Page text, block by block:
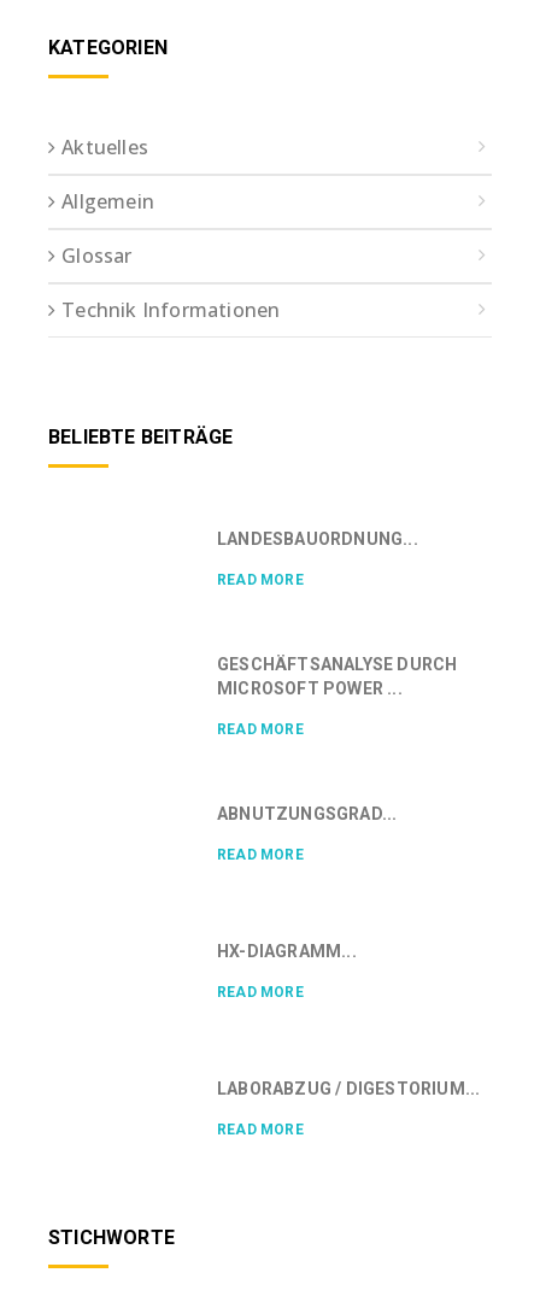
KATEGORIEN
Aktuelles
Allgemein
Glossar
Technik Informationen
BELIEBTE BEITRÄGE
LANDESBAUORDNUNG...
READ MORE
GESCHÄFTSANALYSE DURCH
MICROSOFT POWER ...
READ MORE
ABNUTZUNGSGRAD...
READ MORE
HX-DIAGRAMM...
READ MORE
LABORABZUG / DIGESTORIUM...
READ MORE
STICHWORTE